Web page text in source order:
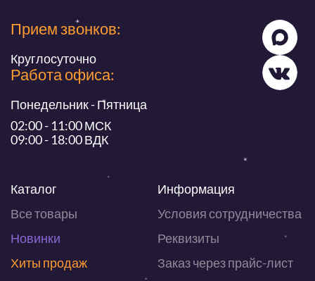
Прием звонков:
Круглосуточно
Работа офиса:
Понедельник - Пятница
02:00 - 11:00 МСК
09:00 - 18:00 ВДК
Каталог
Все товары
Новинки
Хиты продаж
Информация
Условия сотрудничества
Реквизиты
Заказ через прайс-лист